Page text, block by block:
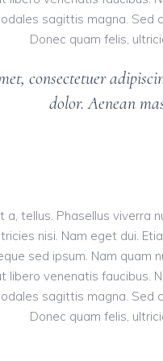
sagittis magna.
Donec quam felis,
consectetuer
dolor. Aenean
tellus. Phasellus viverra
nisi. Nam eget dui.
sed ipsum. Nam quam
venenatis faucibus.
sagittis magna.
Donec quam felis,